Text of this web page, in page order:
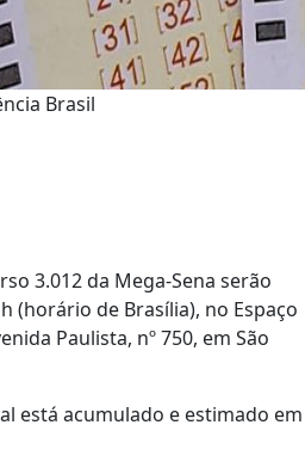
Brasil
3.012 da Mega-Sena serão
(horário de Brasília), no Espaço
Paulista, nº 750, em São
está acumulado e estimado em